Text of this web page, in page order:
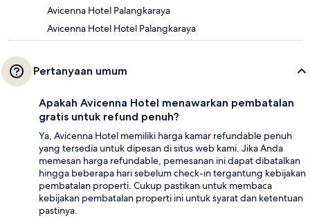
Avicenna Hotel Palangkaraya
Avicenna Hotel Hotel Palangkaraya
Pertanyaan umum
Apakah Avicenna Hotel menawarkan pembatalan
gratis untuk refund penuh?
Ya, Avicenna Hotel memiliki harga kamar refundable penuh
yang tersedia untuk dipesan di situs web kami. Jika Anda
memesan harga refundable, pemesanan ini dapat dibatalkan
hingga beberapa hari sebelum check-in tergantung kebijakan
pembatalan properti. Cukup pastikan untuk membaca
kebijakan pembatalan properti ini untuk syarat dan ketentuan
pastinya.